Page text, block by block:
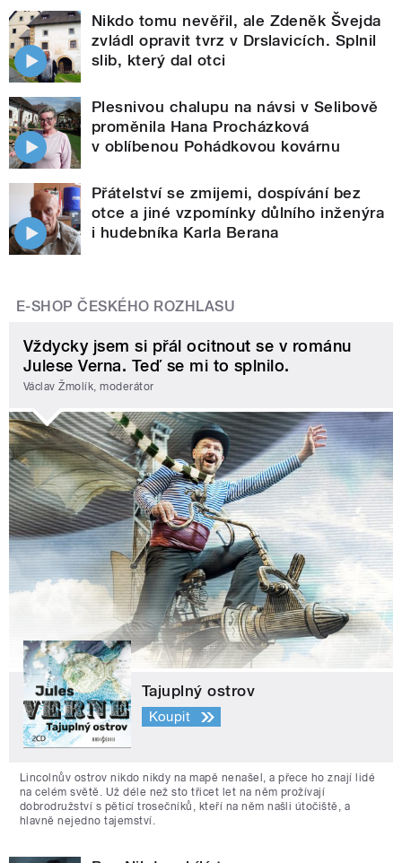
Nikdo tomu nevěřil, ale Zdeněk Švejda
zvládl opravit tvrz v Drslavicích. Splnil
slib, který dal otci
Plesnivou chalupu na návsi v Selibově
proměnila Hana Procházková
v oblíbenou Pohádkovou kovárnu
Přátelství se zmijemi, dospívání bez
otce a jiné vzpomínky důlního inženýra
i hudebníka Karla Berana
E-SHOP ČESKÉHO ROZHLASU
Vždycky jsem si přál ocitnout se v románu
Julese Verna. Teď se mi to splnilo.
Václav Žmolík, moderátor
Tajuplný ostrov
Koupit
Lincolnův ostrov nikdo nikdy na mapě nenašel, a přece ho znají lidé
na celém světě. Už déle než sto třicet let na něm prožívají
dobrodružství s pěticí trosečníků, kteří na něm našli útočiště, a
hlavně nejedno tajemství.